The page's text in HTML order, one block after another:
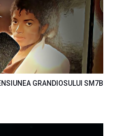
GRANDIOSULUI SM7B